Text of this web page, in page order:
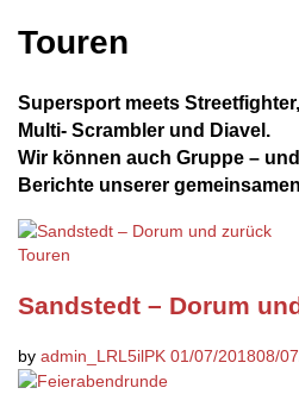
Touren
Supersport meets
Multi- Scrambler und Diavel.
Wir können auch Gruppe –
Berichte unserer
Touren
Sandstedt – Dorum
by admin_LRL5ilPK 01/07/201808/